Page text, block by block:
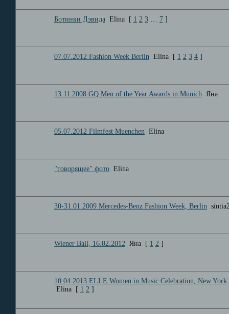
Ботинки Дэвида Elina [ 1 2 3 … 7 ]
07.07.2012 Fashion Week Berlin Elina [ 1 2 3 4 ]
13.11.2008 GQ Men of the Year Awards in Munich Яна
05.07.2012 Filmfest Muenchen Elina
"говорящее" фото Elina
30-31.01.2009 Mercedes-Benz Fashion Week, Berlin
Wiener Ball, 16.02.2012 Яна [ 1 2 ]
10.04.2013 ELLE Women in Music Celebration, New York
Elina
[ 1 2 ]